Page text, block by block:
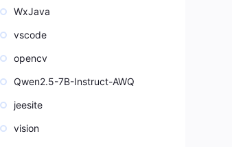
WxJava
vscode
opencv
Qwen2.5-7B-Instruct-AWQ
jeesite
vision